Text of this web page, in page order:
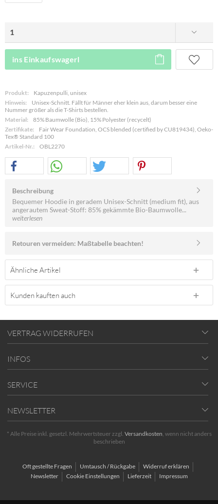
ins Einkaufswagerl
Produkt:
Kapuzenpulli, unisex
Hinweis:
Unisex-Schnitt. Fällt für Männer eher klein aus, darum besser eine
Nummer größer als die T-Shirts bestellen.
Material:
85% Baumwolle (Bio), 15% Polyester (recycelt)
Zertifikate:
Fair Wear Foundation, OCS blended (certified by CU819434), Oeko-
Tex® Standard 100
Artikel-Nr.:
OBL2270
Beschreibung
Bequemer Hoodie in geradem Unisex-Schnitt (medium fit), aus
angerautem Sweat-Stoff: 85% gekämmte Bio-Baumwolle...
weiterlesen
Retouren vermeiden: Maßtabelle beachten!
Ähnliche Artikel
Kunden kauften auch
VERTRAG WIDERRUFEN
INFOS
SERVICE
NEWSLETTER
* Alle Preise inkl. gesetzl. Mehrwertsteuer zzgl. Versandkosten, wenn nicht anders
beschrieben
Oft gestellte Fragen Umtausch / Rückgabe
Widerruf erklären
Newsletter
Cookie Einstellungen Lieferzeit Impressum